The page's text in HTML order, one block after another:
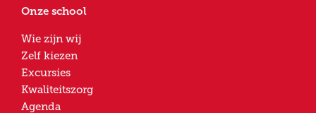
Onze school
Wie zijn wij
Zelf kiezen
Excursies
Kwaliteitszorg
Agenda